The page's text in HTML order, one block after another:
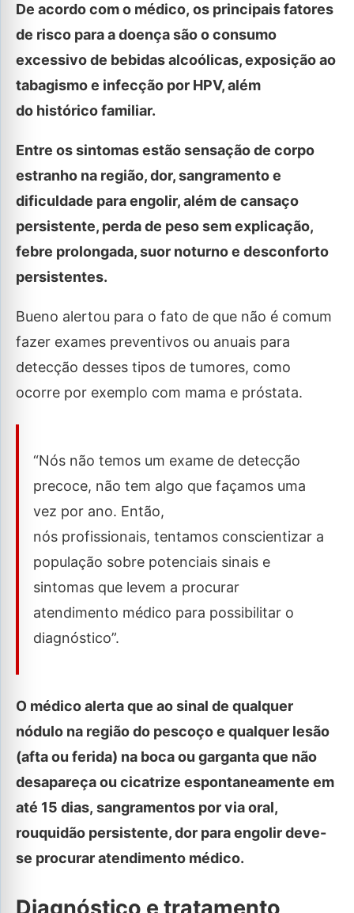
De acordo com o médico, os principais fatores
de risco para a doença são o consumo
excessivo de bebidas alcoólicas, exposição ao
tabagismo e infecção por HPV, além
do histórico familiar.
Entre os sintomas estão sensação de corpo
estranho na região, dor, sangramento e
dificuldade para engolir, além de cansaço
persistente, perda de peso sem explicação,
febre prolongada, suor noturno e desconforto
persistentes.
Bueno alertou para o fato de que não é comum
fazer exames preventivos ou anuais para
detecção desses tipos de tumores, como
ocorre por exemplo com mama e próstata.
“Nós não temos um exame de detecção
precoce, não tem algo que façamos uma
vez por ano. Então,
nós profissionais, tentamos conscientizar a
população sobre potenciais sinais e
sintomas que levem a procurar
atendimento médico para possibilitar o
diagnóstico”.
O médico alerta que ao sinal de qualquer
nódulo na região do pescoço e qualquer lesão
(afta ou ferida) na boca ou garganta que não
desapareça ou cicatrize espontaneamente em
até 15 dias, sangramentos por via oral,
rouquidão persistente, dor para engolir deve-
se procurar atendimento médico.
Diagnóstico e tratamento